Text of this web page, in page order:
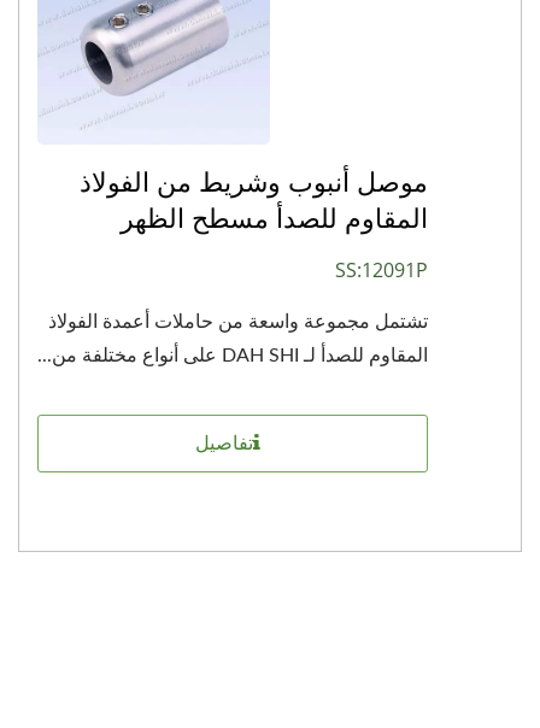
موصل أنبوب وشريط من الفولاذ
المقاوم للصدأ مسطح الظهر
SS:12091P
تشتمل مجموعة واسعة من حاملات أعمدة الفولاذ
المقاوم للصدأ لـ DAH SHI على أنواع مختلفة من...
تفاصيل